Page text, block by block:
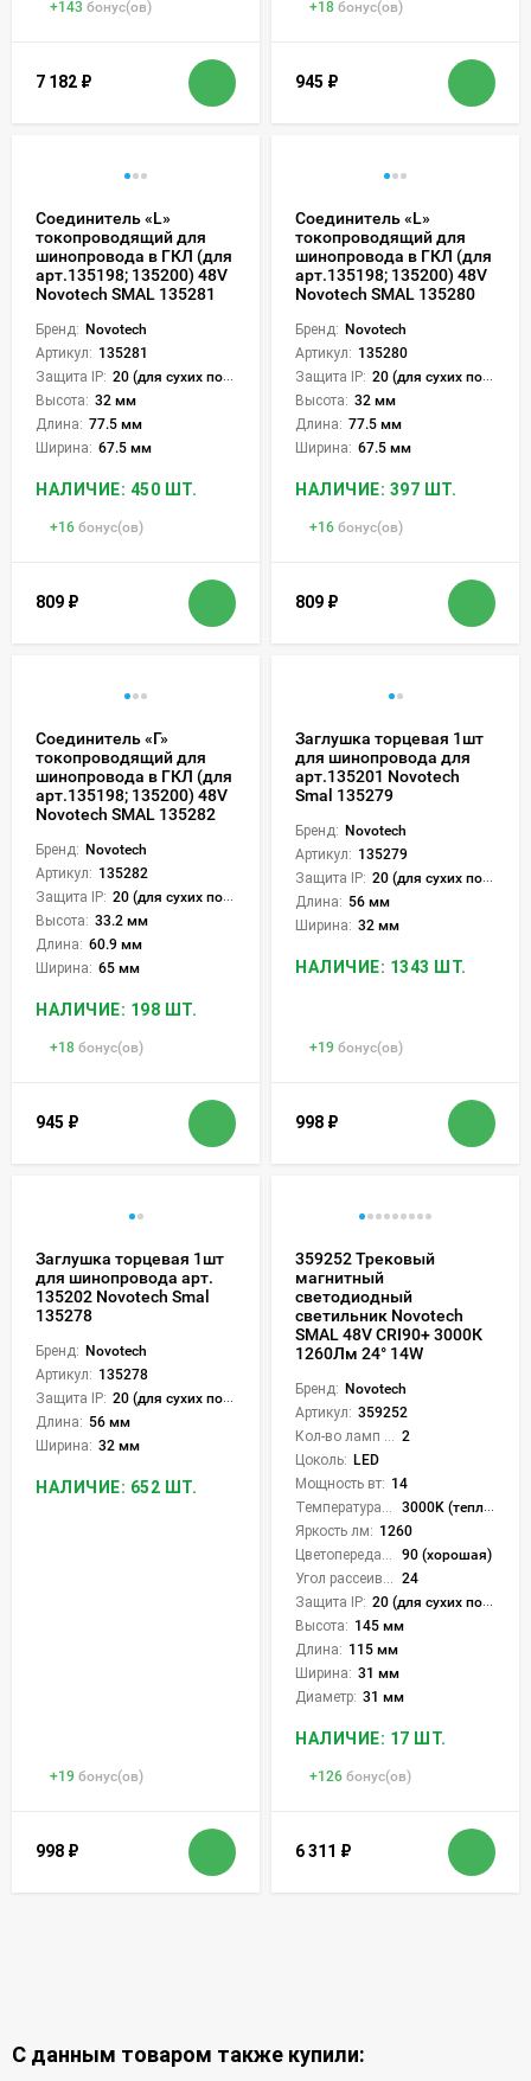
+143 бонус(ов)
7 182 ₽
+18 бонус(ов)
945 ₽
Соединитель «L»
токопроводящий для
шинопровода в ГКЛ (для
арт.135198; 135200) 48V
Novotech SMAL 135281
Бренд: Novotech
Артикул: 135281
Защита IP: 20 (для сухих пом.)
Высота: 32 мм
Длина: 77.5 мм
Ширина: 67.5 мм
НАЛИЧИЕ: 450 ШТ.
+16 бонус(ов)
809 ₽
Соединитель «L»
токопроводящий для
шинопровода в ГКЛ (для
арт.135198; 135200) 48V
Novotech SMAL 135280
Бренд: Novotech
Артикул: 135280
Защита IP: 20 (для сухих пом.)
Высота: 32 мм
Длина: 77.5 мм
Ширина: 67.5 мм
НАЛИЧИЕ: 397 ШТ.
+16 бонус(ов)
809 ₽
Соединитель «Г»
токопроводящий для
шинопровода в ГКЛ (для
арт.135198; 135200) 48V
Novotech SMAL 135282
Бренд: Novotech
Артикул: 135282
Защита IP: 20 (для сухих пом.)
Высота: 33.2 мм
Длина: 60.9 мм
Ширина: 65 мм
НАЛИЧИЕ: 198 ШТ.
+18 бонус(ов)
945 ₽
Заглушка торцевая 1шт
для шинопровода для
арт.135201 Novotech
Smal 135279
Бренд: Novotech
Артикул: 135279
Защита IP: 20 (для сухих пом.)
Длина: 56 мм
Ширина: 32 мм
НАЛИЧИЕ: 1343 ШТ.
+19 бонус(ов)
998 ₽
Заглушка торцевая 1шт
для шинопровода арт.
135202 Novotech Smal
135278
Бренд: Novotech
Артикул: 135278
Защита IP: 20 (для сухих пом.)
Длина: 56 мм
Ширина: 32 мм
НАЛИЧИЕ: 652 ШТ.
+19 бонус(ов)
998 ₽
359252 Трековый
магнитный
светодиодный
светильник Novotech
SMAL 48V CRI90+ 3000К
1260Лм 24° 14W
Бренд: Novotech
Артикул: 359252
2
Цоколь: LED
Мощность вт: 14
3000K (теплый)
Яркость лм: 1260
90 (хорошая)
24
Защита IP: 20 (для сухих пом.)
Высота: 145 мм
Длина: 115 мм
Ширина: 31 мм
Диаметр: 31 мм
НАЛИЧИЕ: 17 ШТ.
+126 бонус(ов)
6 311 ₽
С данным товаром также купили: